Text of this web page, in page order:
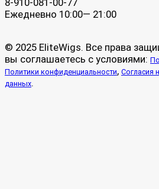
Ежедневно 10:00— 21:00
© 2025 EliteWigs. Все права
вы соглашаетесь с условиями:
Политики конфиденциальности, Согласия
данных.